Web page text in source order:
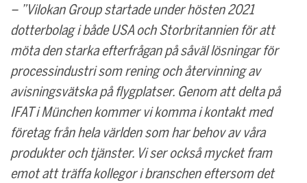
– ”Vilokan Group startade under hösten 2021
dotterbolag i både USA och Storbritannien för att
möta den starka efterfrågan på såväl lösningar för
processindustri som rening och återvinning av
avisningsvätska på flygplatser. Genom att delta på
IFAT i München kommer vi komma i kontakt med
företag från hela världen som har behov av våra
produkter och tjänster. Vi ser också mycket fram
emot att träffa kollegor i branschen eftersom det